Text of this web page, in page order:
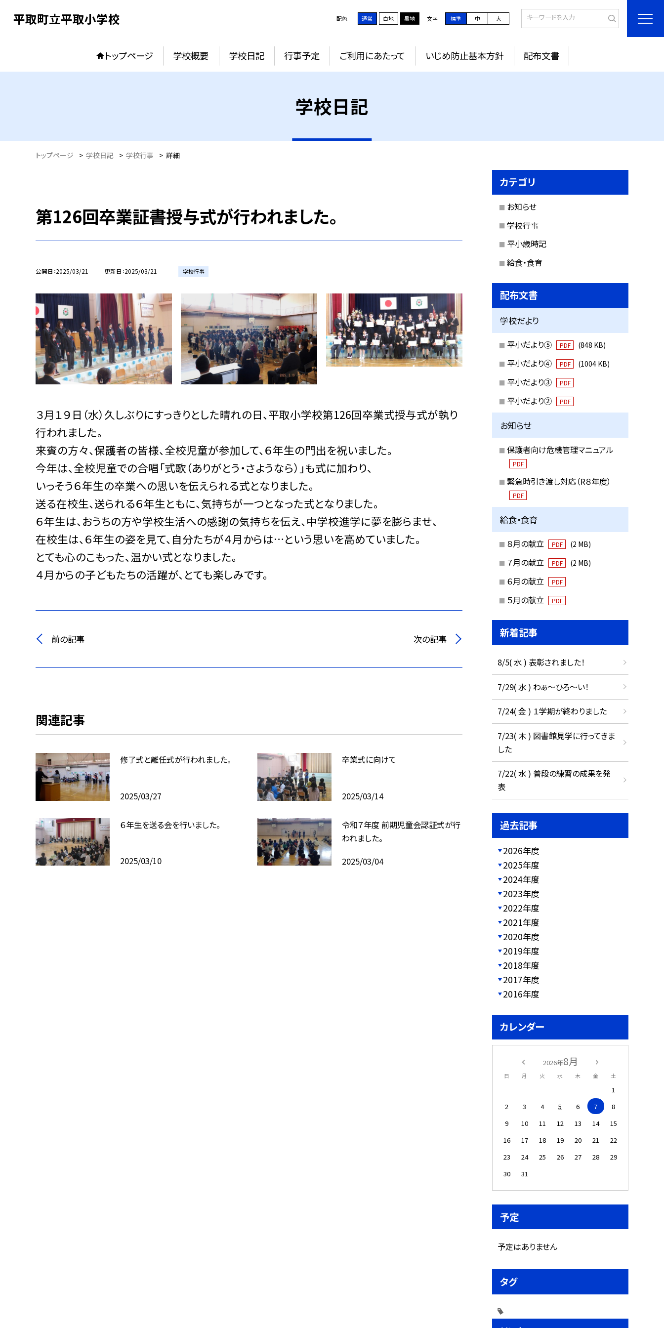
平取町立平取小学校 配色 通常 白地 黒地 文字 標準 中 大
トップページ 学校概要 学校日記 行事予定 ご利用にあたって いじめ防止基本方針 配布文書
学校日記
トップページ > 学校日記 > 学校行事 > 詳細
第126回卒業証書授与式が行われました。
公開日 2025/03/21 更新日 2025/03/21 学校行事
３月１９日（水）久しぶりにすっきりとした晴れの日、平取小学校第126回卒業式授与式が執り
行われました。
来賓の方々、保護者の皆様、全校児童が参加して、６年生の門出を祝いました。
今年は、全校児童での合唱「式歌（ありがとう・さようなら）」も式に加わり、
いっそう６年生の卒業への思いを伝えられる式となりました。
送る在校生、送られる６年生ともに、気持ちが一つとなった式となりました。
６年生は、おうちの方や学校生活への感謝の気持ちを伝え、中学校進学に夢を膨らませ、
在校生は、６年生の姿を見て、自分たちが４月からは…という思いを高めていました。
とても心のこもった、温かい式となりました。
４月からの子どもたちの活躍が、とても楽しみです。
前の記事 次の記事
関連記事
修了式と離任式が行われました。
2025/03/27
卒業式に向けて
2025/03/14
６年生を送る会を行いました。
2025/03/10
令和７年度 前期児童会認証式が行
われました。
2025/03/04
カテゴリ
お知らせ
学校行事
平小歳時記
給食・食育
配布文書
学校だより
平小だより⑤ PDF (848 KB)
平小だより④ PDF (1004 KB)
平小だより③ PDF
平小だより② PDF
お知らせ
保護者向け危機管理マニュアル
PDF
緊急時引き渡し対応（R８年度）
PDF
給食・食育
８月の献立 PDF (2 MB)
７月の献立 PDF (2 MB)
６月の献立 PDF
５月の献立 PDF
新着記事
8/5( 水 ) 表彰されました！
7/29( 水 ) わぁ～ひろ～い！
7/24( 金 ) １学期が終わりました
7/23( 木 ) 図書館見学に行ってきま
した
7/22( 水 ) 普段の練習の成果を発
表
過去記事
2026年度
2025年度
2024年度
2023年度
2022年度
2021年度
2020年度
2019年度
2018年度
2017年度
2016年度
カレンダー
2026年8月
日 月 火 水 木 金 土
1
2
3 4 5 6 7
8
9
10 11 12 13 14
15
16
17 18 19 20 21
22
23
24 25 26 27 28
29
30
31
予定
予定はありません
タグ